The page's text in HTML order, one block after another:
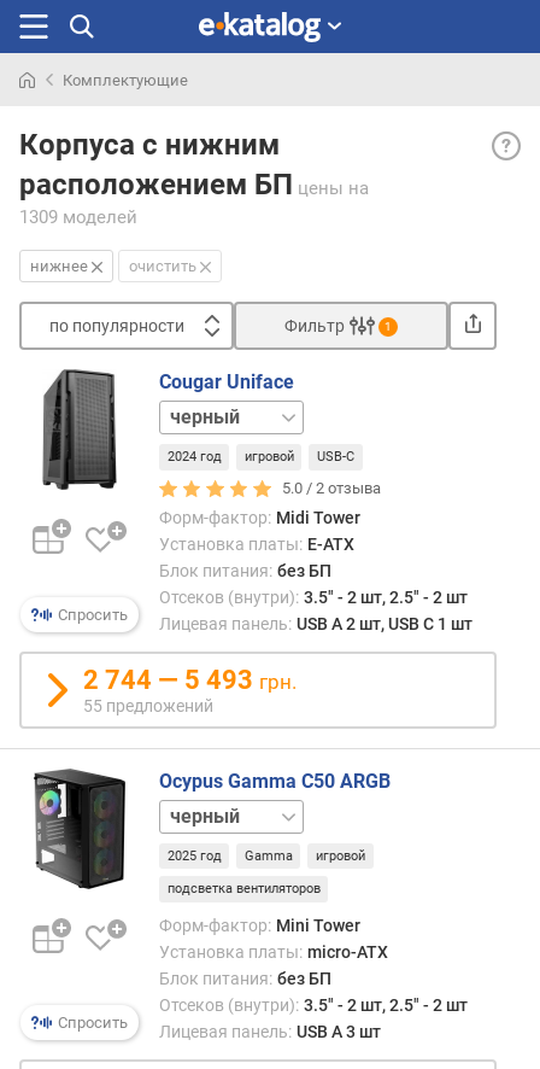
раньше
Комплектующие
Корпуса с нижним
расположением БП цены на
1309 моделей
—
Это
нижнее очистить
по популярности
п
о
о
у
л
н
о
с
т
и
о
т
д
е
ш
в
ы
д
о
Фильтр 1
Спросить
Cougar Uniface
белый
2024 год игровой USB-C
5.0 /2 отзыва
Форм-фактор: Midi Tower
Установка платы: E-ATX
Блок питания: без БП
Отсеков (внутри): 3.5" - 2 шт, 2.5" - 2 шт
Лицевая панель: USB A 2 шт, USB C 1 шт
2 744 — 5 493 грн.
55 предложений
Спросить
Ocypus Gamma C50 ARGB
белый
2025 год Gamma игровой
подсветка вентиляторов
Форм-фактор: Mini Tower
Установка платы: micro-ATX
Блок питания: без БП
Отсеков (внутри): 3.5" - 2 шт, 2.5" - 2 шт
Лицевая панель: USB A 3 шт